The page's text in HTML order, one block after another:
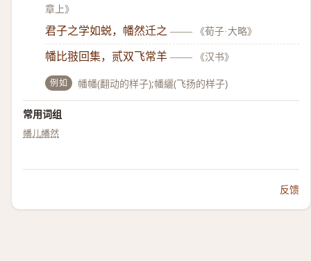
章上》
君子之学如蜕，幡然迁之 —— 《荀子·大略》
幡比翄回集，贰双飞常羊 —— 《汉书》
例如 幡幡(翻动的样子);幡纚(飞扬的样子)
常用词组
幡儿幡然
反馈